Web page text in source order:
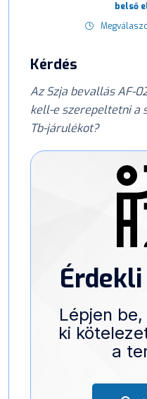
belső
Kérdés
Az Szja bevallás AF-
kell-e szerepeltetni a
Tb-járulékot?
Lépjen
ki
a